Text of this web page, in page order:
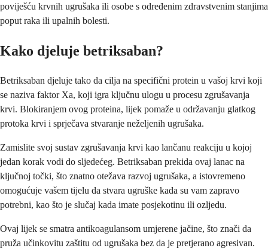
poviješću krvnih ugrušaka ili osobe s određenim zdravstvenim stanjima
poput raka ili upalnih bolesti.
Kako djeluje betriksaban?
Betriksaban djeluje tako da cilja na specifični protein u vašoj krvi koji
se naziva faktor Xa, koji igra ključnu ulogu u procesu zgrušavanja
krvi. Blokiranjem ovog proteina, lijek pomaže u održavanju glatkog
protoka krvi i sprječava stvaranje neželjenih ugrušaka.
Zamislite svoj sustav zgrušavanja krvi kao lančanu reakciju u kojoj
jedan korak vodi do sljedećeg. Betriksaban prekida ovaj lanac na
ključnoj točki, što znatno otežava razvoj ugrušaka, a istovremeno
omogućuje vašem tijelu da stvara ugruške kada su vam zapravo
potrebni, kao što je slučaj kada imate posjekotinu ili ozljedu.
Ovaj lijek se smatra antikoagulansom umjerene jačine, što znači da
pruža učinkovitu zaštitu od ugrušaka bez da je pretjerano agresivan.